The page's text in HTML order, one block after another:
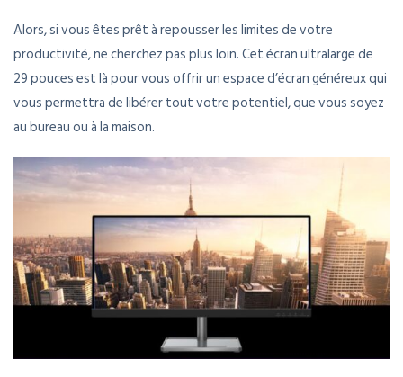
Alors, si vous êtes prêt à repousser les limites de votre
productivité, ne cherchez pas plus loin. Cet écran ultralarge de
29 pouces est là pour vous offrir un espace d’écran généreux qui
vous permettra de libérer tout votre potentiel, que vous soyez
au bureau ou à la maison.